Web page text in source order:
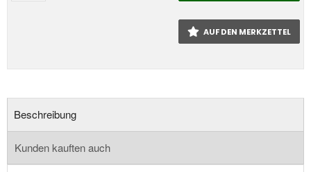
AUF DEN MERKZETTEL
Beschreibung
Kunden kauften auch